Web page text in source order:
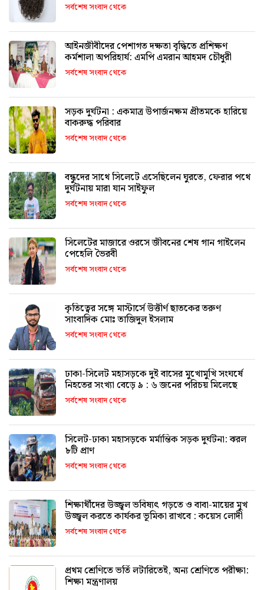
সর্বশেষ সংবাদ থেকে
আইনজীবীদের পেশাগত দক্ষতা বৃদ্ধিতে প্রশিক্ষণ
কর্মশালা অপরিহার্য: এমপি এমরান আহমদ চৌধুরী
সর্বশেষ সংবাদ থেকে
সড়ক দুর্ঘটনা : একমাত্র উপার্জনক্ষম প্রীতমকে হারিয়ে
বাকরুদ্ধ পরিবার
সর্বশেষ সংবাদ থেকে
বন্ধুদের সাথে সিলেটে এসেছিলেন ঘুরতে, ফেরার পথে
দুর্ঘটনায় মারা যান সাইফুল
সর্বশেষ সংবাদ থেকে
সিলেটের মাজারে ওরসে জীবনের শেষ গান গাইলেন
পেহেলি ভৈরবী
সর্বশেষ সংবাদ থেকে
কৃতিত্বের সঙ্গে মাস্টার্সে উত্তীর্ণ ছাতকের তরুণ
সাংবাদিক মোঃ তাজিদুল ইসলাম
সর্বশেষ সংবাদ থেকে
ঢাকা-সিলেট মহাসড়কে দুই বাসের মুখোমুখি সংঘর্ষে
নিহতের সংখ্যা বেড়ে ৯ : ৬ জনের পরিচয় মিলেছে
সর্বশেষ সংবাদ থেকে
সিলেট-ঢাকা মহাসড়কে মর্মান্তিক সড়ক দুর্ঘটনা: ঝরল
৮টি প্রাণ
সর্বশেষ সংবাদ থেকে
শিক্ষার্থীদের উজ্জ্বল ভবিষ্যৎ গড়তে ও বাবা-মায়ের মুখ
উজ্জ্বল করতে কার্যকর ভূমিকা রাখবে : কয়েস লোদী
সর্বশেষ সংবাদ থেকে
প্রথম শ্রেণিতে ভর্তি লটারিতেই, অন্য শ্রেণিতে পরীক্ষা:
শিক্ষা মন্ত্রণালয়